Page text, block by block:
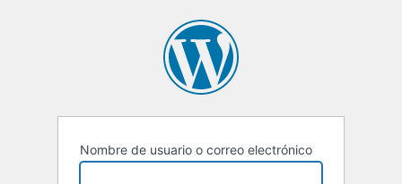
Nombre de usuario o correo electrónico